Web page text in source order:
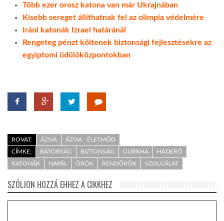
Több ezer orosz katona van már Ukrajnában
Kisebb sereget állíthatnak fel az olimpia védelmére
Iráni katonák Izrael határánál
Rengeteg pénzt költenek biztonsági fejlesztésekre az
egyiptomi üdülőközpontokban
ROVAT: ÁZSIA
ÁZSIA - ÉLETMÓD
CÍMKE:
BÁTORSÁG BIZTONSÁG GURKHA
HADERŐ
KATONÁK
NAPÁL ŐRÖK RENDŐRÖK SZOLGÁLAT
SZÓLJON HOZZÁ EHHEZ A CIKKHEZ